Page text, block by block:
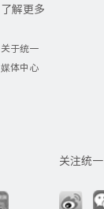
了解更多
关于统一
媒体中心
关注统一